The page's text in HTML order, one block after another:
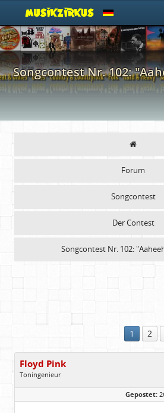
Songcontest Nr. 102:
Forum
Songcontest
Der Contest
Songcontest Nr. 102:
1 2
Floyd Pink
Toningenieur
Geschlecht:
keine Angabe
Beiträge:
7827
Gepostet: